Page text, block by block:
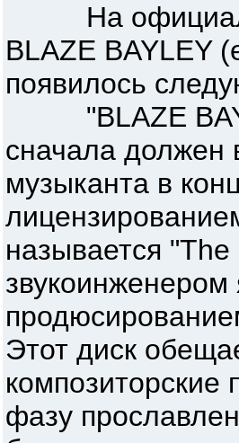
На
BLAZE BAYLEY
появилось
"BLAZE
сначала должен
музыканта в
называется
звукоинженером
Этот диск
композиторские
фазу